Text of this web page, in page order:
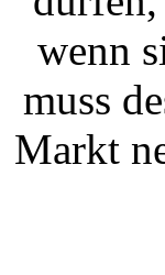
wenn
muss
Markt